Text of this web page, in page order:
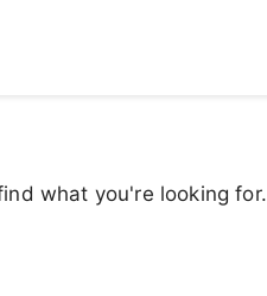
what you're looking for.